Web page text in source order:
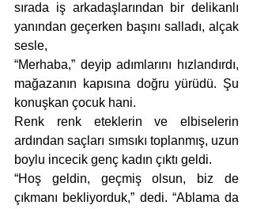
sırada iş arkadaşlarından bir delikanlı
yanından geçerken başını salladı, alçak
sesle,
“Merhaba,” deyip adımlarını hızlandırdı,
mağazanın kapısına doğru yürüdü. Şu
konuşkan çocuk hani.
Renk renk eteklerin ve elbiselerin
ardından saçları sımsıkı toplanmış, uzun
boylu incecik genç kadın çıktı geldi.
“Hoş geldin, geçmiş olsun, biz de
çıkmanı bekliyorduk,” dedi. “Ablama da